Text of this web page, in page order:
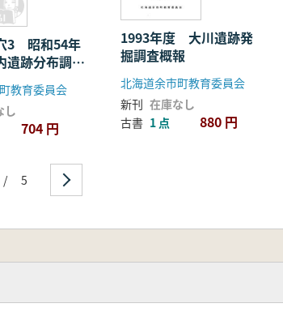
3 昭和54年
遺跡分布調査
教育委員会
し
704 円
1993年度 大川遺跡発
掘調査概報
北海道余市町教育委員会
新刊 在庫なし
古書 1 点 880 円
/ 5